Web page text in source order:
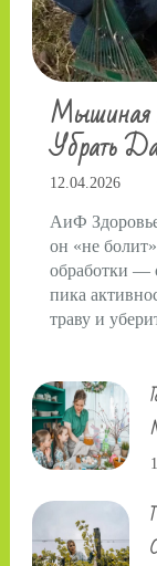
Мышиная
Убрать
12.04.2026
АиФ
он «не
обработки —
пика
траву и